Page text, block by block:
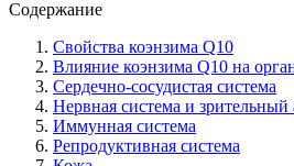
Содержание
Свойства коэнзима Q10
Влияние коэнзима Q10 на
Сердечно-сосудистая система
Нервная система и зрительный
Иммунная система
Репродуктивная система